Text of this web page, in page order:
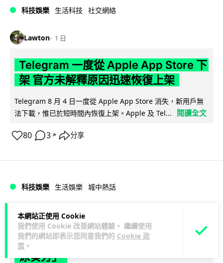
本網站正使用 Cookie
我們使用 Cookie 改善網站體驗。 繼續使用
我們的網站即表示您同意我們的 Cookie 政
策 。
科技娛樂 生活科技 社交網絡
Lawton 1 日
Telegram 一度從 Apple App Store 下
架 官方未解釋原因迅速恢復上架
Telegram 8 月 4 日一度從 Apple App Store 消失，新用戶無
法下載，惟已於短時間內恢復上架。Apple 及 Tel...
閱讀全文
80 3 ↗ 分享
科技娛樂 生活娛樂 城中熱話
Lawton 1 日
葵芳街燈狂閃近 1 小時 網民笑稱「幻彩
泳葵芳」